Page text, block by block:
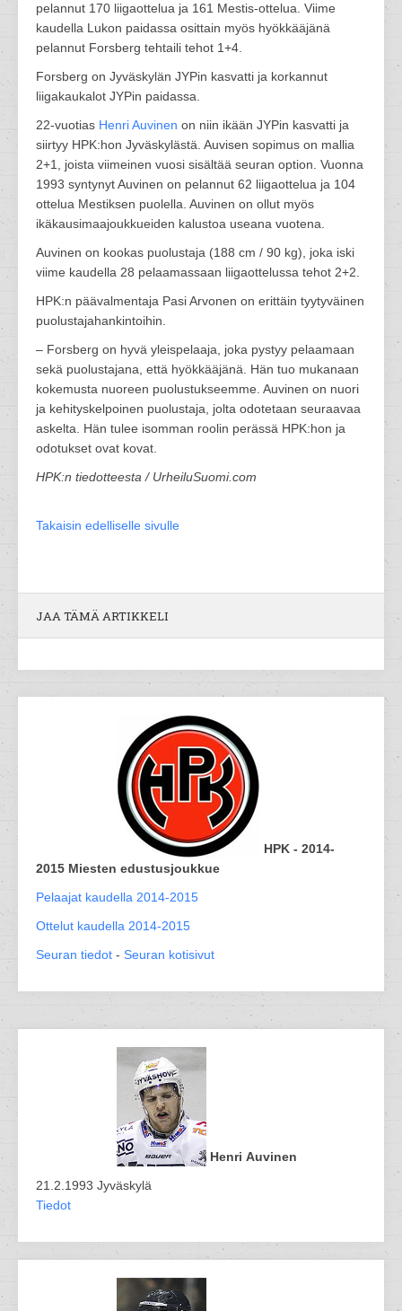
pelannut 170 liigaottelua ja 161 Mestis-ottelua. Viime
kaudella Lukon paidassa osittain myös hyökkääjänä
pelannut Forsberg tehtaili tehot 1+4.
Forsberg on Jyväskylän JYPin kasvatti ja korkannut
liigakaukalot JYPin paidassa.
22-vuotias Henri Auvinen on niin ikään JYPin kasvatti ja
siirtyy HPK:hon Jyväskylästä. Auvisen sopimus on mallia
2+1, joista viimeinen vuosi sisältää seuran option. Vuonna
1993 syntynyt Auvinen on pelannut 62 liigaottelua ja 104
ottelua Mestiksen puolella. Auvinen on ollut myös
ikäkausimaajoukkueiden kalustoa useana vuotena.
Auvinen on kookas puolustaja (188 cm / 90 kg), joka iski
viime kaudella 28 pelaamassaan liigaottelussa tehot 2+2.
HPK:n päävalmentaja Pasi Arvonen on erittäin tyytyväinen
puolustajahankintoihin.
– Forsberg on hyvä yleispelaaja, joka pystyy pelaamaan
sekä puolustajana, että hyökkääjänä. Hän tuo mukanaan
kokemusta nuoreen puolustukseemme. Auvinen on nuori
ja kehityskelpoinen puolustaja, jolta odotetaan seuraavaa
askelta. Hän tulee isomman roolin perässä HPK:hon ja
odotukset ovat kovat.
HPK:n tiedotteesta / UrheiluSuomi.com
Takaisin edelliselle sivulle
JAA TÄMÄ ARTIKKELI
HPK - 2014-
2015 Miesten edustusjoukkue
Pelaajat kaudella 2014-2015
Ottelut kaudella 2014-2015
Seuran tiedot - Seuran kotisivut
Henri Auvinen
21.2.1993 Jyväskylä
Tiedot